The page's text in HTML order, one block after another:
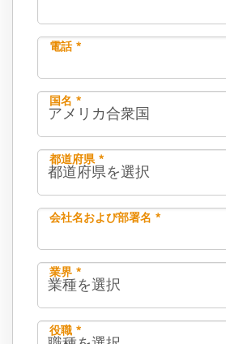
電話 *
国名 *
都道府県 *
会社名および部署名 *
業界 *
役職 *